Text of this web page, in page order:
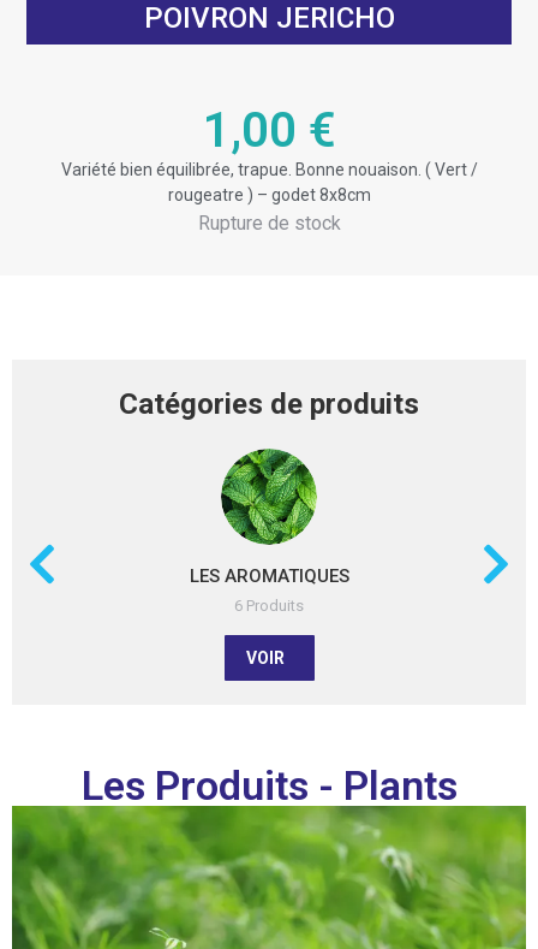
POIVRON JERICHO
1,00 €
Variété bien équilibrée, trapue. Bonne nouaison. ( Vert /
rougeatre ) – godet 8x8cm
Rupture de stock
Catégories de produits
LES AROMATIQUES
6 Produits
VOIR
Les Produits - Plants